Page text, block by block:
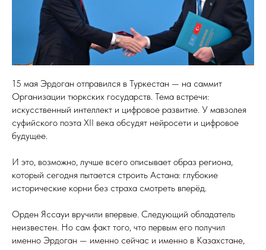
15 мая Эрдоган отправился в Туркестан — на саммит
Организации тюркских государств. Тема встречи:
искусственный интеллект и цифровое развитие. У мавзолея
суфийского поэта XII века обсудят нейросети и цифровое
будущее.
И это, возможно, лучше всего описывает образ региона,
который сегодня пытается строить Астана: глубокие
исторические корни без страха смотреть вперёд.
Орден Яссауи вручили впервые. Следующий обладатель
неизвестен. Но сам факт того, что первым его получил
именно Эрдоган — именно сейчас и именно в Казахстане,